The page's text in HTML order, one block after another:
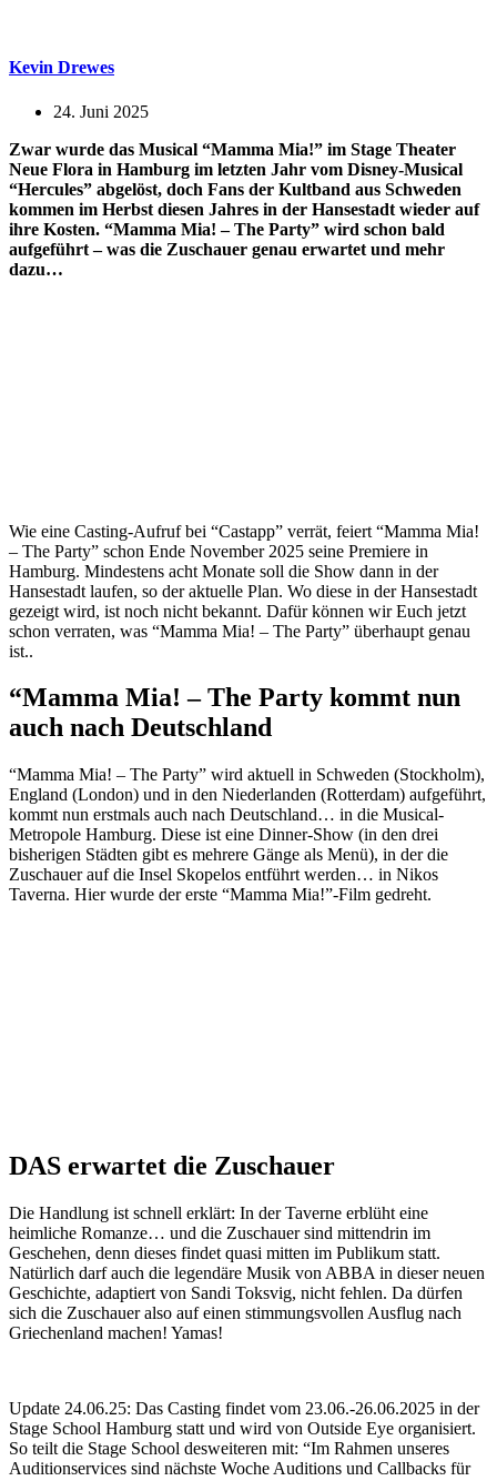
Kevin Drewes
24. Juni 2025
Zwar wurde das Musical “Mamma Mia!” im Stage Theater
Neue Flora in Hamburg im letzten Jahr vom Disney-Musical
“Hercules” abgelöst, doch Fans der Kultband aus Schweden
kommen im Herbst diesen Jahres in der Hansestadt wieder auf
ihre Kosten. “Mamma Mia! – The Party” wird schon bald
aufgeführt – was die Zuschauer genau erwartet und mehr
dazu…
Wie eine Casting-Aufruf bei “Castapp” verrät, feiert “Mamma Mia!
– The Party” schon Ende November 2025 seine Premiere in
Hamburg. Mindestens acht Monate soll die Show dann in der
Hansestadt laufen, so der aktuelle Plan. Wo diese in der Hansestadt
gezeigt wird, ist noch nicht bekannt. Dafür können wir Euch jetzt
schon verraten, was “Mamma Mia! – The Party” überhaupt genau
ist..
“Mamma Mia! – The Party kommt nun
auch nach Deutschland
“Mamma Mia! – The Party” wird aktuell in Schweden (Stockholm),
England (London) und in den Niederlanden (Rotterdam) aufgeführt,
kommt nun erstmals auch nach Deutschland… in die Musical-
Metropole Hamburg. Diese ist eine Dinner-Show (in den drei
bisherigen Städten gibt es mehrere Gänge als Menü), in der die
Zuschauer auf die Insel Skopelos entführt werden… in Nikos
Taverna. Hier wurde der erste “Mamma Mia!”-Film gedreht.
DAS erwartet die Zuschauer
Die Handlung ist schnell erklärt: In der Taverne erblüht eine
heimliche Romanze… und die Zuschauer sind mittendrin im
Geschehen, denn dieses findet quasi mitten im Publikum statt.
Natürlich darf auch die legendäre Musik von ABBA in dieser neuen
Geschichte, adaptiert von Sandi Toksvig, nicht fehlen. Da dürfen
sich die Zuschauer also auf einen stimmungsvollen Ausflug nach
Griechenland machen! Yamas!
Update 24.06.25: Das Casting findet vom 23.06.-26.06.2025 in der
Stage School Hamburg statt und wird von Outside Eye organisiert.
So teilt die Stage School desweiteren mit: “Im Rahmen unseres
Auditionservices sind nächste Woche Auditions und Callbacks für